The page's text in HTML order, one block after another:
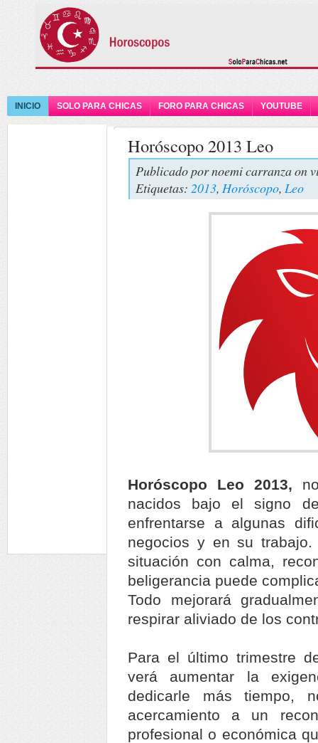
INICIO SOLO PARA CHICAS FORO PARA CHICAS YOUTUBE
Horóscopo 2013 Leo
Publicado pornoemi carranzaon
Etiquetas: 2013, Horóscopo, Leo
Horóscopo Leo 2013,
nacidos bajo el signo
enfrentarse a algunas
negocios y en su
situación con calma,
beligerancia puede
Todo mejorará
respirar aliviado de los
Para el último trimestre
verá aumentar la
dedicarle más tiempo,
acercamiento a un
profesional o económica